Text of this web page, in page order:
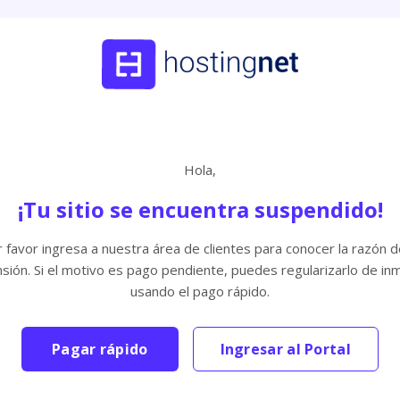
Hola,
¡Tu sitio se encuentra suspendido!
favor ingresa a nuestra área de clientes para conocer la razón
Si el motivo es pago pendiente, puedes regularizarlo de
usando el pago rápido.
Pagar rápido Ingresar al Portal